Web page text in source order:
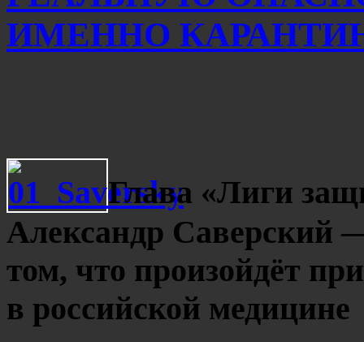
ИМЕННО
Глава «Лиги
Александр Саверский
том, что произойдёт
в российской медицине